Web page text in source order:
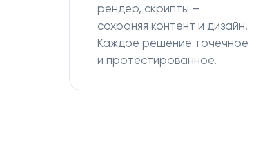
рендер, скрипты —
сохраняя контент и дизайн.
Каждое решение точечное
и протестированное.